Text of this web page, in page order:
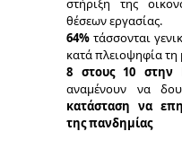
στήριξη της
θέσεων εργασίας.
64% τάσσονται
κατά πλειοψηφία
8 στους 10 στην
αναμένουν να
κατάσταση να
της πανδημίας